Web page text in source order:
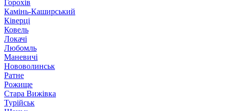
Горохів
Камінь-Каширський
Ківерці
Ковель
Локачі
Любомль
Маневичі
Нововолинськ
Ратне
Рожище
Стара Вижівка
Турійськ